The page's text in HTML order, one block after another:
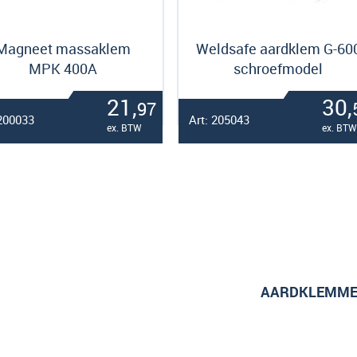
massaklem
MPK 400A
21,97
ex. BTW
Weldsafe aardklem G-
schroefmodel
30,
ex. BTW
Art: 205043